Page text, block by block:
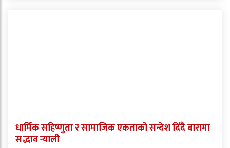
धार्मिक सहिष्णुता र सामाजिक एकताको सन्देश दिँदै बारामा
सद्भाव र्‍याली